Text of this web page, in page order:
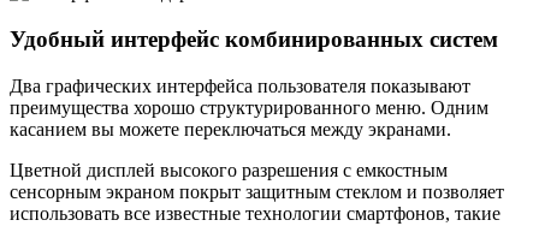
Удобный интерфейс комбинированных систем
Два графических интерфейса пользователя показывают
преимущества хорошо структурированного меню. Одним
касанием вы можете переключаться между экранами.
Цветной дисплей высокого разрешения с емкостным
сенсорным экраном покрыт защитным стеклом и позволяет
использовать все известные технологии смартфонов, такие